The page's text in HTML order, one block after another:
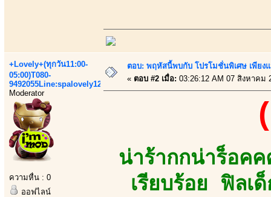
+Lovely+(ทุกวัน11:00-
05:00)T080-
9492055Line:spalovely123
Moderator
ความหื่น : 0
ออฟไลน์
ตอบ: พฤหัสนี้พบกับ โปรโมชั่นพิเศษ เพียง
« ตอบ #2 เมื่อ: 03:26:12 AM 07 สิงหาคม
น่าร้ากกน่าร็อ
เรียบร้อย ฟิล